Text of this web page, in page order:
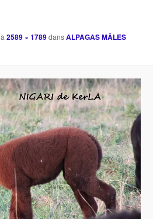
à2589 × 1789dansALPAGAS MÂLES